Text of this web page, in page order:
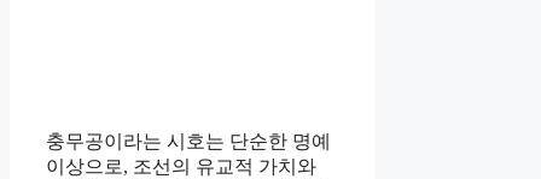
충무공이라는 시호는 단순한 명예
이상으로, 조선의 유교적 가치와